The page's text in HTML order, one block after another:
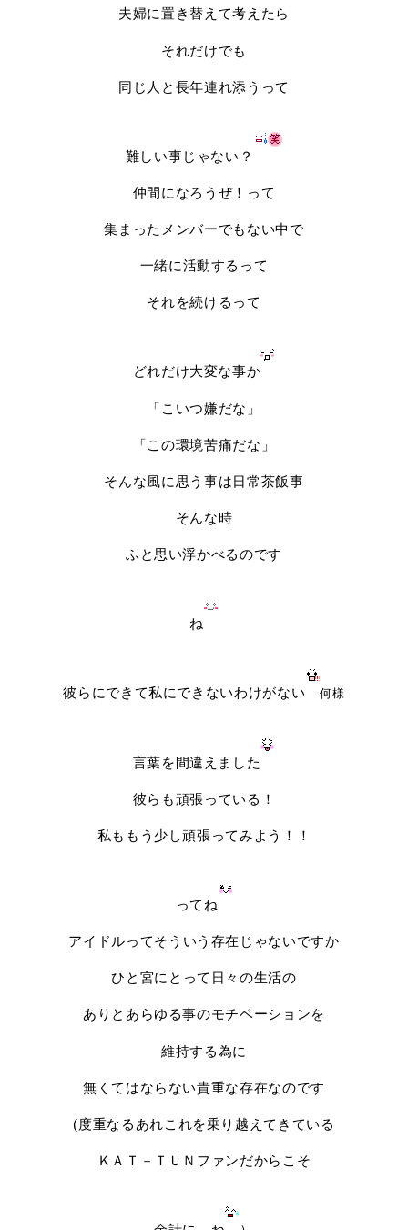
夫婦に置き替えて考えたら
それだけでも
同じ人と長年連れ添うって
難しい事じゃない？
仲間になろうぜ！って
集まったメンバーでもない中で
一緒に活動するって
それを続けるって
どれだけ大変な事か
「こいつ嫌だな」
「この環境苦痛だな」
そんな風に思う事は日常茶飯事
そんな時
ふと思い浮かべるのです
ね
彼らにできて私にできないわけがない 何様
言葉を間違えました
彼らも頑張っている！
私ももう少し頑張ってみよう！！
ってね
アイドルってそういう存在じゃないですか
ひと宮にとって日々の生活の
ありとあらゆる事のモチベーションを
維持する為に
無くてはならない貴重な存在なのです
(度重なるあれこれを乗り越えてきている
ＫＡＴ－ＴＵＮファンだからこそ